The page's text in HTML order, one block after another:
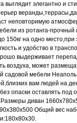
выглядит элегантно и
неповторимую
из ротанга-прочный
150кг на одно место,при
и удобство в
выдерживает
воздуха, может
садовой мебели
вам людей на
опаски оставлять под
диван
Общий вес